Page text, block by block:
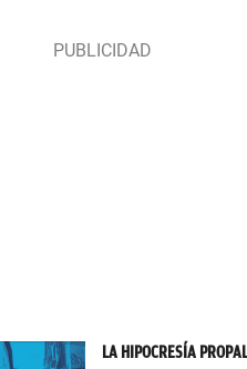
LA HIPOCRESÍA